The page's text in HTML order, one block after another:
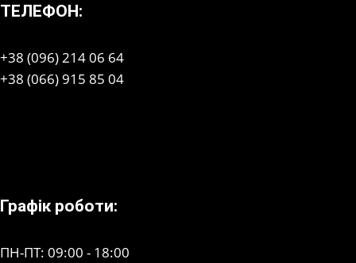
ТЕЛЕФОН:
+38 (096) 214 06 64
+38 (066) 915 85 04
Графік роботи:
ПН-ПТ: 09:00 - 18:00